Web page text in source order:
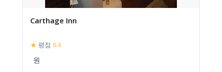
Carthage Inn
★ 평점 8.4